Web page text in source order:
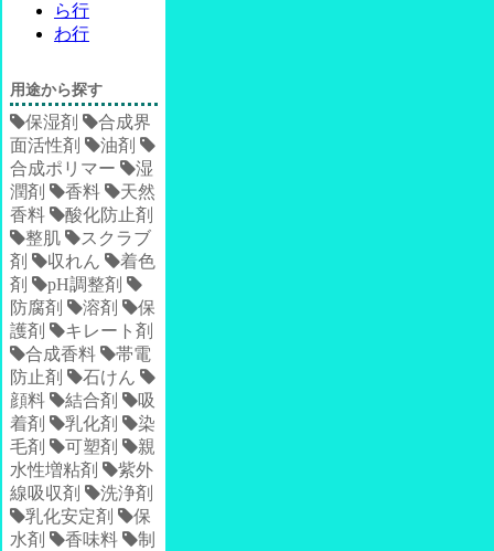
ら行
わ行
用途から探す
保湿剤
合成界
面活性剤
油剤
合成ポリマー
湿
潤剤
香料
天然
香料
酸化防止剤
整肌
スクラブ
剤
収れん
着色
剤
pH調整剤
防腐剤
溶剤
保
護剤
キレート剤
合成香料
帯電
防止剤
石けん
顔料
結合剤
吸
着剤
乳化剤
染
毛剤
可塑剤
親
水性増粘剤
紫外
線吸収剤
洗浄剤
乳化安定剤
保
水剤
香味料
制